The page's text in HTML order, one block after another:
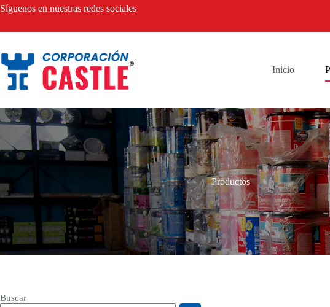
Saltar
Síguenos en nuestras redes sociales
Inicio
Productos
Buscar